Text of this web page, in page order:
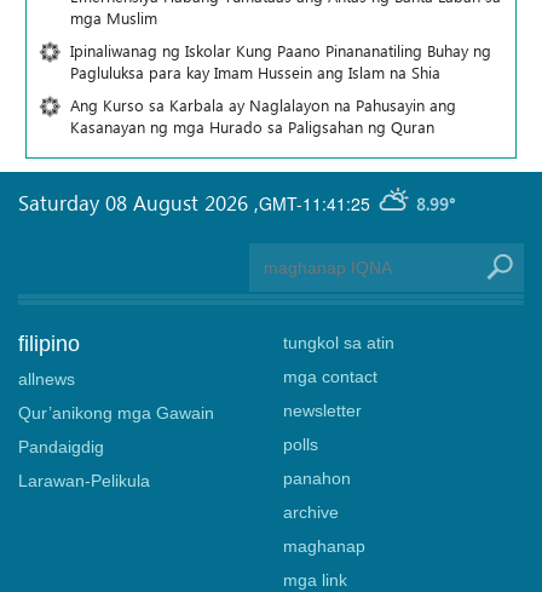
mga Muslim
Ipinaliwanag ng Iskolar Kung Paano Pinananatiling Buhay ng
Pagluluksa para kay Imam Hussein ang Islam na Shia
Ang Kurso sa Karbala ay Naglalayon na Pahusayin ang
Kasanayan ng mga Hurado sa Paligsahan ng Quran
GMT-11:41:25 8.99°
Saturday 08 August 2026 ,
filipino
allnews
Qur’anikong mga Gawain
Pandaigdig
Larawan-Pelikula
tungkol sa atin
mga contact
newsletter
polls
panahon
archive
maghanap
mga link